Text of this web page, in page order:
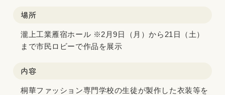
場所
瀧上工業雁宿ホール ※2月9日（月）から21日（土）
まで市民ロビーで作品を展示
内容
桐華ファッション専門学校の生徒が製作した衣装等を